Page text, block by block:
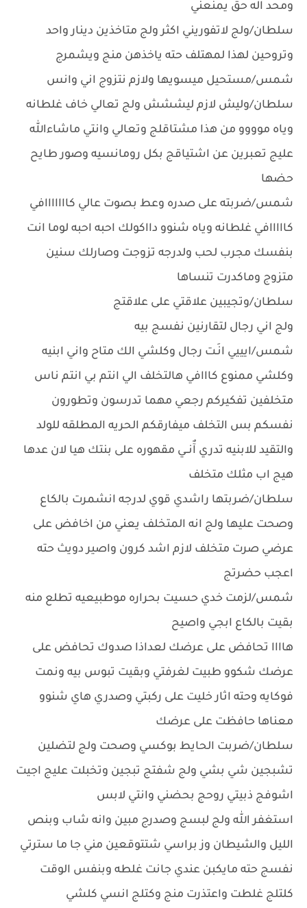
ومحد اله حق يمنعني
سلطان/ولج لاتفوريني اكثر ولج متاخذين دينار واحد
وتروحين لهذا لمهتلف حته ياخذهن منج ويشمرج
شمس/مستحيل ميسويها ولازم نتزوج اني وانس
سلطان/وليش لازم ليششش ولج تعالي خاف غلطانه
وياه موووو من هذا مشتاقلج وتعالي وانتي ماشاءالله
عليج تعبرين عن اشتياقج بكل رومانسيه وصور طايح
حضها
شمس/ضربته على صدره وعط بصوت عالي كااااااافي
كااااافي غلطانه وياه شنوو دااكولك احبه احبه لوما انت
بنفسك مجرب لحب ولدرجه تزوجت وصارلك سنين
متزوج وماكدرت تنساها
سلطان/وتجيبين علاقتي على علاقتج
ولج اني رجال لتقارنين نفسج بيه
شمس/ايييي انَـت رجال وكلشي الك متاح واني ابنيه
وكلشي ممنوع كااافي هالتخلف الي انتم بي انتم ناس
متخلفين تفكيركم رجعي مهما تدرسون وتطورون
نفسكم بس التخلف ميفارقكم الحريه المطلقه للولد
والتقيد للابنيه تدري آٌنــي مقهوره على بنتك هيا لان عدها
هيج اب مثلك متخلف
سلطان/ضربتها راشدي قوي لدرجه انشمرت بالكاع
وصحت عليها ولج انه المتخلف يعني من اخافض على
عرضي صرت متخلف لازم اشد كرون واصير دويث حته
اعجب حضرتج
شمس/لزمت خدي حسيت بحراره موطبيعيه تطلع منه
بقيت بالكاع ابجي واصيح
هاااا تحافض على عرضك لعداذا صدوك تحافض على
عرضك شكوو طبيت لغرفتي وبقيت تبوس بيه ونمت
فوكايه وحته اثار خليت على ركبتي وصدري هاي شنوو
معناها حافظت على عرضك
سلطان/ضربت الحايط بوكسي وصحت ولج لتضلين
تشبجين شي بشي ولج شفتج تبجين وتخبلت عليج اجيت
اشوفج ذبيتي روحج بحضني وانتي لابس
استغفر الله ولج لبسج وصدرج مبين وانه شاب وبنص
الليل والشيطان وز براسي شتتوقعين مني جا ما سترتي
نفسج حته مايكبن عندي جانت غلطه وبنفس الوقت
كلتلج غلطت واعتذرت منج وكتلج انسي كلشي